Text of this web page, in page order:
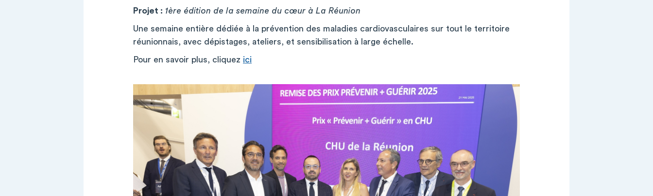
Projet : 1ère édition de la semaine du cœur à La Réunion
Une semaine entière dédiée à la prévention des maladies cardiovasculaires sur tout le territoire
réunionnais, avec dépistages, ateliers, et sensibilisation à large échelle.
Pour en savoir plus, cliquez ici